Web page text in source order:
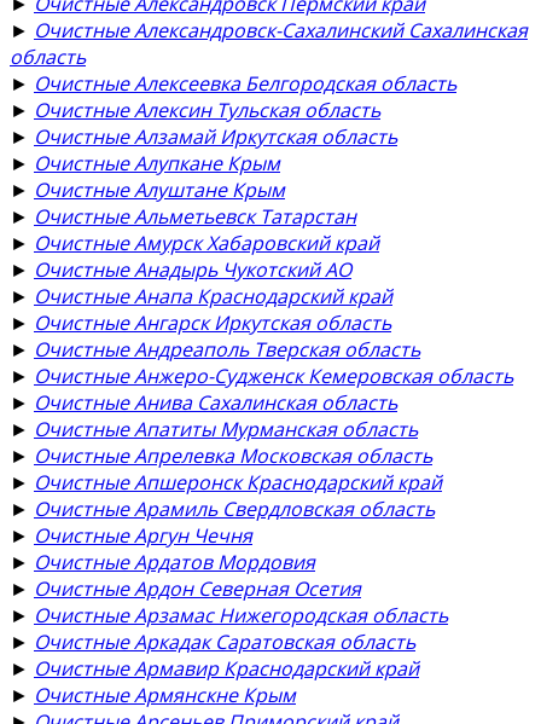
► Очистные Александровск-Сахалинский Сахалинская
область
► Очистные Алексеевка Белгородская область
► Очистные Алексин Тульская область
► Очистные Алзамай Иркутская область
► Очистные Алупкане Крым
► Очистные Алуштане Крым
► Очистные Альметьевск Татарстан
► Очистные Амурск Хабаровский край
► Очистные Анадырь Чукотский АО
► Очистные Анапа Краснодарский край
► Очистные Ангарск Иркутская область
► Очистные Андреаполь Тверская область
► Очистные Анжеро-Судженск Кемеровская область
► Очистные Анива Сахалинская область
► Очистные Апатиты Мурманская область
► Очистные Апрелевка Московская область
► Очистные Апшеронск Краснодарский край
► Очистные Арамиль Свердловская область
► Очистные Аргун Чечня
► Очистные Ардатов Мордовия
► Очистные Ардон Северная Осетия
► Очистные Арзамас Нижегородская область
► Очистные Аркадак Саратовская область
► Очистные Армавир Краснодарский край
► Очистные Армянскне Крым